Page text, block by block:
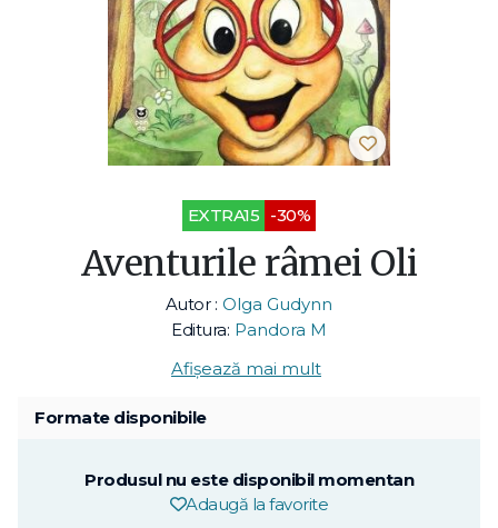
EXTRA15 -30%
Aventurile râmei Oli
Autor : Olga Gudynn
Editura: Pandora M
Afișează mai mult
Formate disponibile
Produsul nu este disponibil momentan
Adaugă la favorite